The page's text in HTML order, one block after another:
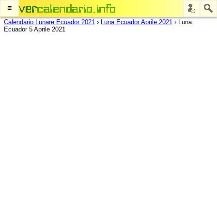
≡
Calendario Lunare Ecuador 2021 › Luna Ecuador Aprile 2021 › Luna
Ecuador 5 Aprile 2021